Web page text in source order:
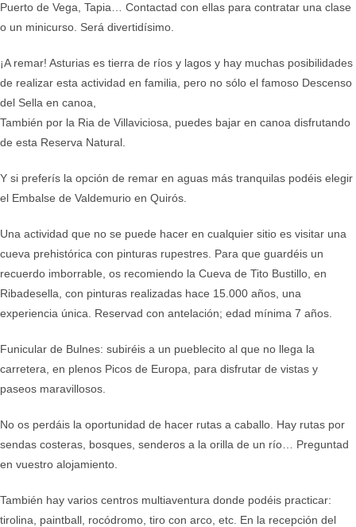
Puerto de Vega, Tapia… Contactad con ellas para contratar una clase
o un minicurso. Será divertidísimo.
¡A remar! Asturias es tierra de ríos y lagos y hay muchas posibilidades
de realizar esta actividad en familia, pero no sólo el famoso Descenso
del Sella en canoa,
También por la Ria de Villaviciosa, puedes bajar en canoa disfrutando
de esta Reserva Natural.
Y si preferís la opción de remar en aguas más tranquilas podéis elegir
el Embalse de Valdemurio en Quirós.
Una actividad que no se puede hacer en cualquier sitio es visitar una
cueva prehistórica con pinturas rupestres. Para que guardéis un
recuerdo imborrable, os recomiendo la Cueva de Tito Bustillo, en
Ribadesella, con pinturas realizadas hace 15.000 años, una
experiencia única. Reservad con antelación; edad mínima 7 años.
Funicular de Bulnes: subiréis a un pueblecito al que no llega la
carretera, en plenos Picos de Europa, para disfrutar de vistas y
paseos maravillosos.
No os perdáis la oportunidad de hacer rutas a caballo. Hay rutas por
sendas costeras, bosques, senderos a la orilla de un río… Preguntad
en vuestro alojamiento.
También hay varios centros multiaventura donde podéis practicar:
tirolina, paintball, rocódromo, tiro con arco, etc. En la recepción del